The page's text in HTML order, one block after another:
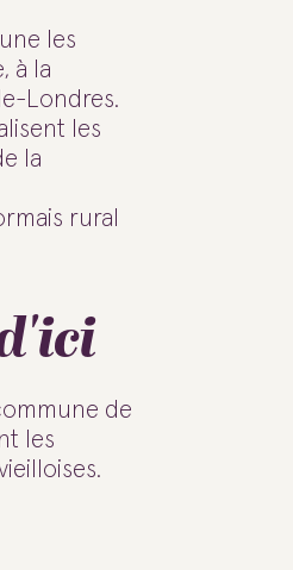
les
à la
Londres.
les
la
rural
de
les